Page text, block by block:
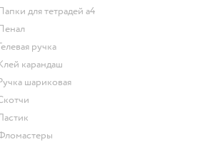
Папки для тетрадей а4
Пенал
Гелевая ручка
Клей карандаш
Ручка шариковая
Скотчи
Ластик
Фломастеры